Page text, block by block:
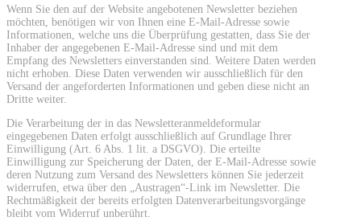
Wenn Sie den auf der Website angebotenen Newsletter beziehen
möchten, benötigen wir von Ihnen eine E-Mail-Adresse sowie
Informationen, welche uns die Überprüfung gestatten, dass Sie der
Inhaber der angegebenen E-Mail-Adresse sind und mit dem
Empfang des Newsletters einverstanden sind. Weitere Daten werden
nicht erhoben. Diese Daten verwenden wir ausschließlich für den
Versand der angeforderten Informationen und geben diese nicht an
Dritte weiter.
Die Verarbeitung der in das Newsletteranmeldeformular
eingegebenen Daten erfolgt ausschließlich auf Grundlage Ihrer
Einwilligung (Art. 6 Abs. 1 lit. a DSGVO). Die erteilte
Einwilligung zur Speicherung der Daten, der E-Mail-Adresse sowie
deren Nutzung zum Versand des Newsletters können Sie jederzeit
widerrufen, etwa über den „Austragen“-Link im Newsletter. Die
Rechtmäßigkeit der bereits erfolgten Datenverarbeitungsvorgänge
bleibt vom Widerruf unberührt.